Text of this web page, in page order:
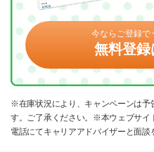
今ならご登録で
無料登録
※在庫状況により、キャンペーンは予
す。ご了承ください。※本ウェブサイ
電話にてキャリアアドバイザーと面談